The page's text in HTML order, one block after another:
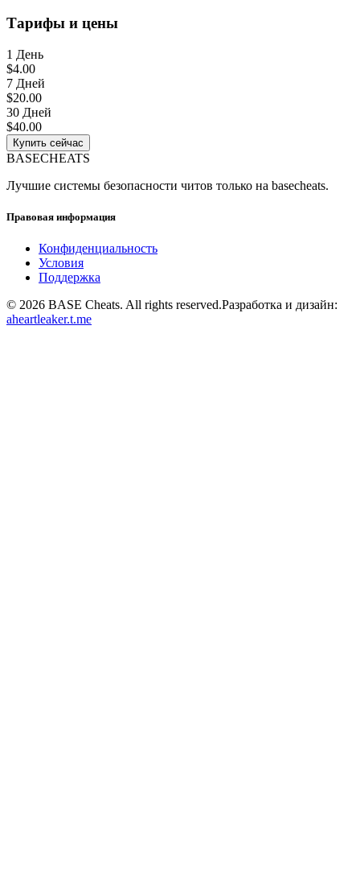
Тарифы и цены
1 День
$4.00
7 Дней
$20.00
30 Дней
$40.00
Купить сейчас
BASECHEATS
Лучшие системы безопасности читов только на basecheats.
Правовая информация
Конфиденциальность
Условия
Поддержка
© 2026 BASE Cheats. All rights reserved.Разработка и дизайн:
aheartleaker.t.me